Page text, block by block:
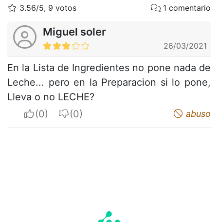
3.56/5, 9 votos 1 comentario
Miguel soler
26/03/2021
En la Lista de Ingredientes no pone nada de
Leche... pero en la Preparacion si lo pone,
Lleva o no LECHE?
I apreciateI do not appreciate abuso